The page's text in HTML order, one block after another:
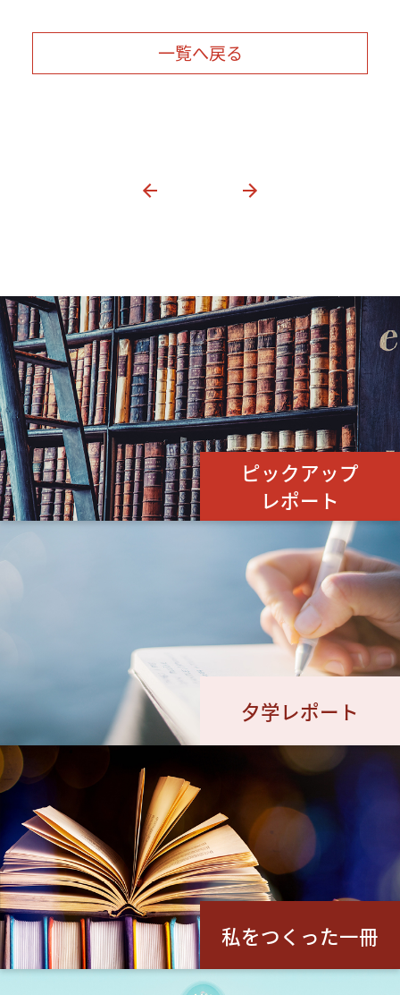
一覧へ戻る
ピックアップ
レポート
夕学レポート
私をつくった一冊